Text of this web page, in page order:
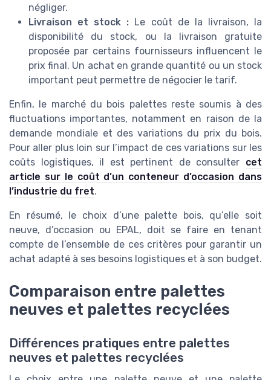
négliger.
Livraison et stock : Le coût de la livraison, la
disponibilité du stock, ou la livraison gratuite
proposée par certains fournisseurs influencent le
prix final. Un achat en grande quantité ou un stock
important peut permettre de négocier le tarif.
Enfin, le marché du bois palettes reste soumis à des
fluctuations importantes, notamment en raison de la
demande mondiale et des variations du prix du bois.
Pour aller plus loin sur l’impact de ces variations sur les
coûts logistiques, il est pertinent de consulter cet
article sur le coût d’un conteneur d’occasion dans
l’industrie du fret.
En résumé, le choix d’une palette bois, qu’elle soit
neuve, d’occasion ou EPAL, doit se faire en tenant
compte de l’ensemble de ces critères pour garantir un
achat adapté à ses besoins logistiques et à son budget.
Comparaison entre palettes
neuves et palettes recyclées
Différences pratiques entre palettes
neuves et palettes recyclées